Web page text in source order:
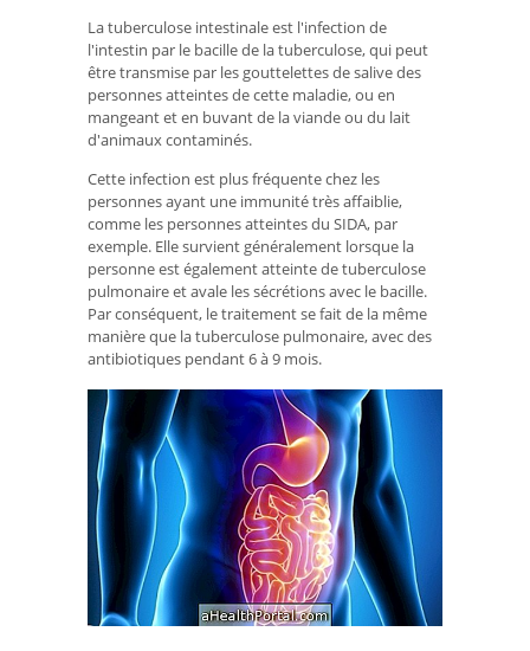
La tuberculose intestinale est l'infection de
l'intestin par le bacille de la tuberculose, qui peut
être transmise par les gouttelettes de salive des
personnes atteintes de cette maladie, ou en
mangeant et en buvant de la viande ou du lait
d'animaux contaminés.
Cette infection est plus fréquente chez les
personnes ayant une immunité très affaiblie,
comme les personnes atteintes du SIDA, par
exemple. Elle survient généralement lorsque la
personne est également atteinte de tuberculose
pulmonaire et avale les sécrétions avec le bacille.
Par conséquent, le traitement se fait de la même
manière que la tuberculose pulmonaire, avec des
antibiotiques pendant 6 à 9 mois.